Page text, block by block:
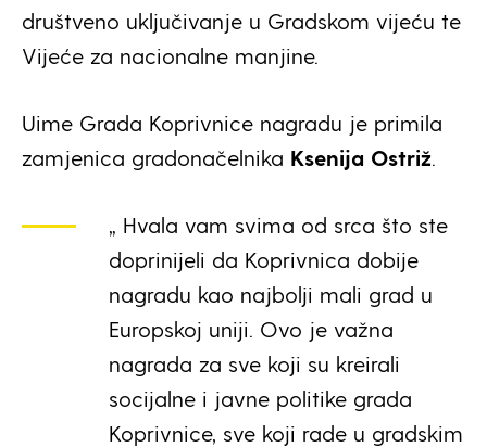
društveno uključivanje u Gradskom vijeću te
Vijeće za nacionalne manjine.
Uime Grada Koprivnice nagradu je primila
zamjenica gradonačelnika Ksenija Ostriž.
„ Hvala vam svima od srca što ste
doprinijeli da Koprivnica dobije
nagradu kao najbolji mali grad u
Europskoj uniji. Ovo je važna
nagrada za sve koji su kreirali
socijalne i javne politike grada
Koprivnice, sve koji rade u gradskim